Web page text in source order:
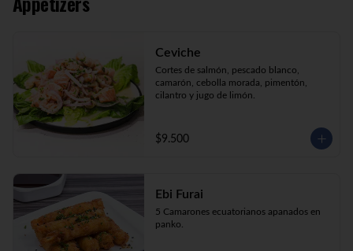
Katsu Roll (10) Pollo, queso crema,
cebollín, apanado en panko.
Ceviche
Cortes de salmón, pescado blanco,
camarón, cebolla morada, pimentón,
cilantro y jugo de limón.
$9.500
Ebi Furai
5 Camarones ecuatorianos apanados en
panko.